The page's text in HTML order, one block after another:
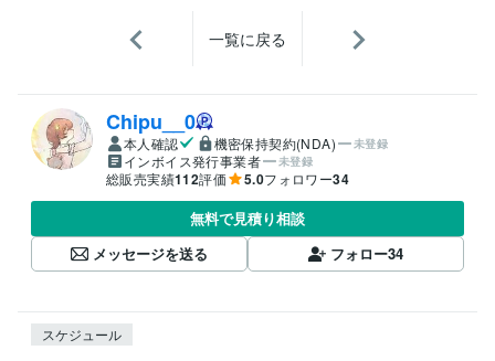
一覧に戻る
Chipu__0
本人確認 機密保持契約(NDA) 未登録
インボイス発行事業者 未登録
総販売実績112評価 5.0フォロワー34
無料で見積り相談
メッセージを送る
フォロー34
スケジュール